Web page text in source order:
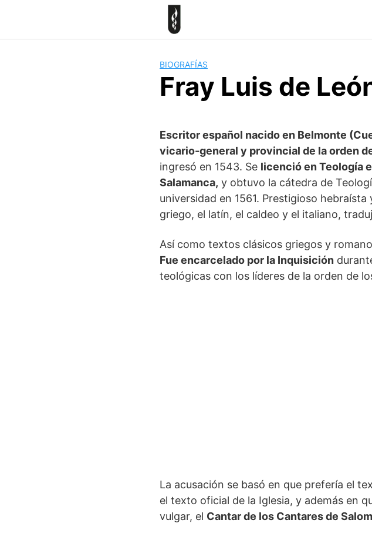
BIOGRAFÍAS
Fray Luis de
Escritor español nacido en Belmonte
vicario-general y provincial de la orden
ingresó en 1543. Se licenció en Teología
Salamanca, y obtuvo la cátedra de
universidad en 1561. Prestigioso
griego, el latín, el caldeo y el italiano,
Así como textos clásicos griegos y
Fue encarcelado por la Inquisición
teológicas con los líderes de la orden de
La acusación se basó en que prefería el
el texto oficial de la Iglesia, y además en
vulgar, el Cantar de los Cantares de